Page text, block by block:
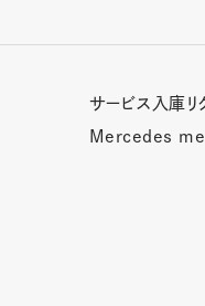
サービス入庫リ
Mercedes me